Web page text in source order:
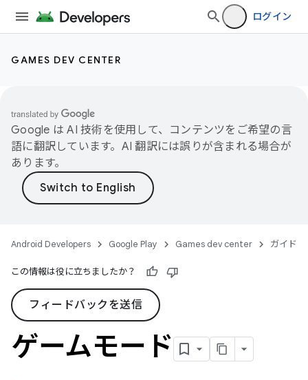
ログイン
GAMES DEV CENTER
Google は AI 技術を使用して、コンテンツをご希望の言
語に翻訳しています。AI 翻訳には誤りが含まれる場合が
あります。
Android Developers Google Play Games dev center ガイド
この情報は役に立ちましたか？
フィードバックを送信
ゲームモード